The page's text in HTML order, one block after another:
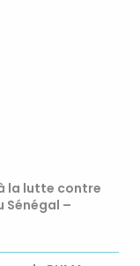
la lutte contre
Sénégal –